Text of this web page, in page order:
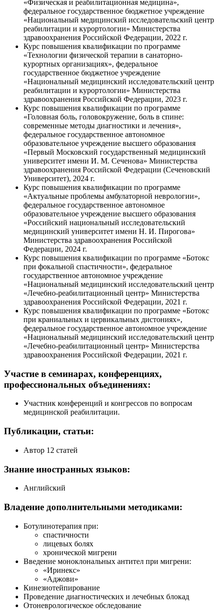
«Физическая и реабилитационная медицина»,
федеральное государственное бюджетное учреждение
«Национальный медицинский исследовательский центр
реабилитации и курортологии» Министерства
здравоохранения Российской Федерации, 2022 г.
Курс повышения квалификации по программе
«Технологии физической терапии в санаторно-
курортных организациях», федеральное
государственное бюджетное учреждение
«Национальный медицинский исследовательский центр
реабилитации и курортологии» Министерства
здравоохранения Российской Федерации, 2023 г.
Курс повышения квалификации по программе
«Головная боль, головокружение, боль в спине:
современные методы диагностики и лечения»,
федеральное государственное автономное
образовательное учреждение высшего образования
«Первый Московский государственный медицинский
университет имени И. М. Сеченова» Министерства
здравоохранения Российской Федерации (Сеченовский
Университет), 2024 г.
Курс повышения квалификации по программе
«Актуальные проблемы амбулаторной неврологии»,
федеральное государственное автономное
образовательное учреждение высшего образования
«Российский национальный исследовательский
медицинский университет имени Н. И. Пирогова»
Министерства здравоохранения Российской
Федерации, 2024 г.
Курс повышения квалификации по программе «Ботокс
при фокальной спастичности», федеральное
государственное автономное учреждение
«Национальный медицинский исследовательский центр
«Лечебно-реабилитационный центр» Министерства
здравоохранения Российской Федерации, 2021 г.
Курс повышения квалификации по программе «Ботокс
при краниальных и цервикальных дистониях»,
федеральное государственное автономное учреждение
«Национальный медицинский исследовательский центр
«Лечебно-реабилитационный центр» Министерства
здравоохранения Российской Федерации, 2021 г.
Участие в семинарах, конференциях,
профессиональных объединениях:
Участник конференций и конгрессов по вопросам
медицинской реабилитации.
Публикации, статьи:
Автор 12 статей
Знание иностранных языков:
Английский
Владение дополнительными методиками:
Ботулинотерапия при:
спастичности
лицевых болях
хронической мигрени
Введение моноклональных антител при мигрени:
«Иринекс»
«Аджови»
Кинезиотейпирование
Проведение диагностических и лечебных блокад
Отоневрологическое обследование